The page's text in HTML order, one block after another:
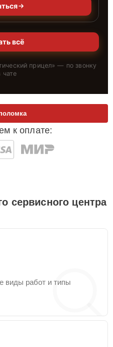
всё
прицел» — по звонку
чате
к оплате:
сервисного центра
виды работ и типы